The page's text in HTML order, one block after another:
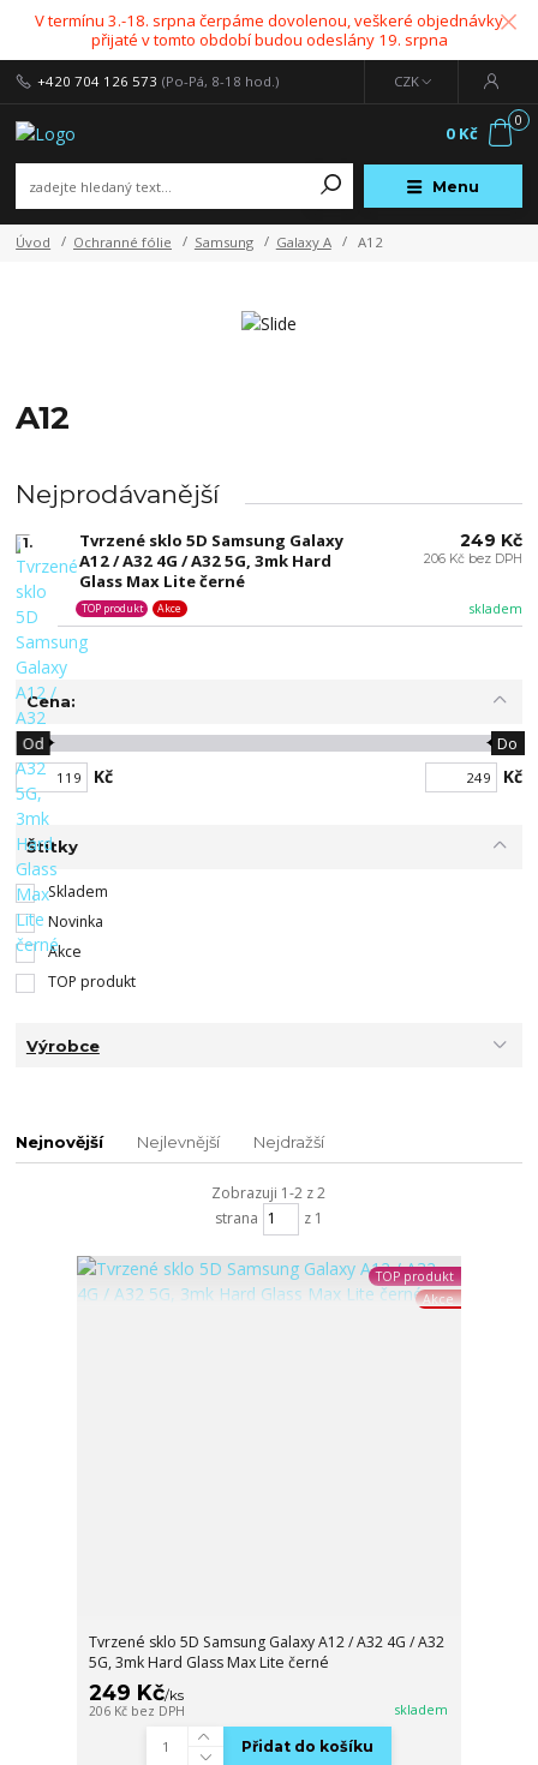
V termínu 3.-18. srpna čerpáme dovolenou, veškeré objednávky
přijaté v tomto období budou odeslány 19. srpna
Menu
CZK
+420 704 126 573 (Po-Pá, 8-18 hod.)
0
0 Kč
Úvod Ochranné fólie Samsung Galaxy A A12
A12
Nejprodávanější
1.
Tvrzené sklo 5D Samsung Galaxy
A12 / A32 4G / A32 5G, 3mk Hard
Glass Max Lite černé
skladem
TOP produkt Akce
249 Kč
206 Kč bez DPH
Cena:
Kč
Od Do
Kč
Štítky
Skladem
Novinka
Akce
TOP produkt
Výrobce
Nejnovější Nejlevnější Nejdražší
Zobrazuji 1-2 z 2
strana
z 1
TOP produkt
Akce
Tvrzené sklo 5D Samsung Galaxy A12 / A32 4G / A32
5G, 3mk Hard Glass Max Lite černé
249 Kč/ks
206 Kč bez DPH skladem
Přidat do košíku